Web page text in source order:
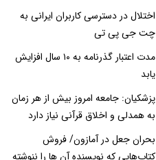
اختلال در دسترسی کاربران ایرانی به
چت جی پی تی
مدت اعتبار گذرنامه به ۱۰ سال افزایش
یابد
پزشکیان: جامعه امروز بیش از هر زمان
به همدلی و اخلاق قرآنی نیاز دارد
بحران جعل در آمازون/ فروش
کتاب‌هایی که نویسنده آن ها را ننوشته